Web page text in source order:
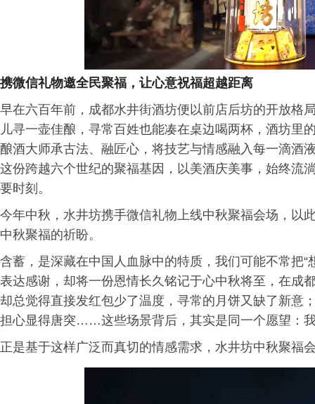
携微信礼物邀全民聚福，让心意祝福超越距离
早在六百年前，成都水井街酒坊便以前店后坊的开放格
儿寻一壶佳酿，寻常百姓也能凑在桌边喝两杯，酒坊里
酿酒大师承古法、融匠心，将技艺与情感融入每一滴酒
这份跨越六个世纪的聚福基因，以美酒庆美事，始终流
要时刻。
今年中秋，水井坊携手微信礼物上线中秋聚福会场，以
中秋聚福的祈盼。
含蓄，是深藏在中国人血脉中的特质，我们可能不常把
表达感谢，却将一份恩情长久铭记于心中秋将至，在成
却总觉得直接发红包少了温度，寻常的月饼又缺了新意
担心显得唐突……这些场景背后，其实是同一个愿望：
正是基于这样广泛而真切的情感需求，水井坊中秋聚福